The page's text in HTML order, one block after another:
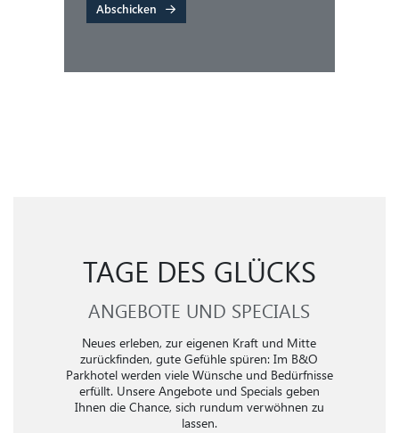
Abschicken
TAGE DES GLÜCKS
ANGEBOTE UND SPECIALS
Neues erleben, zur eigenen Kraft und Mitte
zurückfinden, gute Gefühle spüren: Im B&O
Parkhotel werden viele Wünsche und Bedürfnisse
erfüllt. Unsere Angebote und Specials geben
Ihnen die Chance, sich rundum verwöhnen zu
lassen.